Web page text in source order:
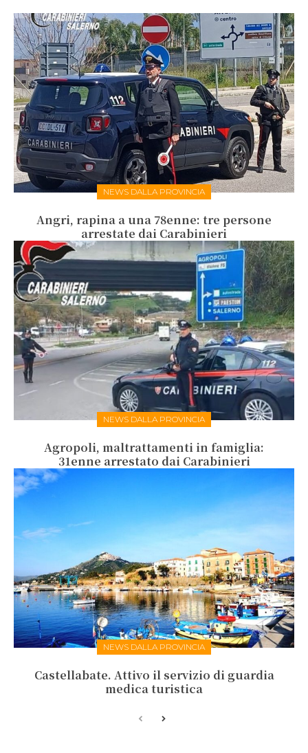
NEWS DALLA PROVINCIA
Angri, rapina a una 78enne: tre persone
arrestate dai Carabinieri
NEWS DALLA PROVINCIA
Agropoli, maltrattamenti in famiglia:
31enne arrestato dai Carabinieri
NEWS DALLA PROVINCIA
Castellabate. Attivo il servizio di guardia
medica turistica